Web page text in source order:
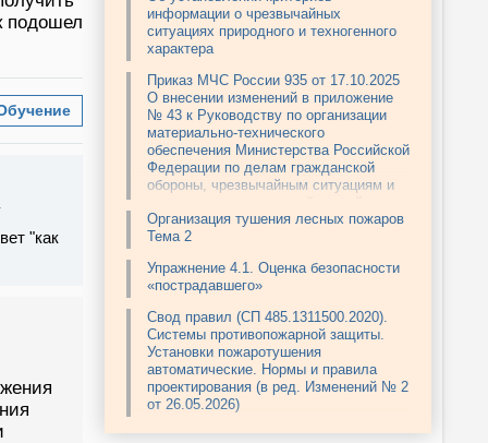
подошел
"как
информации о чрезвычайных
ситуациях природного и техногенного
характера
Приказ МЧС России 935 от 17.10.2025
О внесении изменений в приложение
№ 43 к Руководству по организации
материально-технического
обеспечения Министерства Российской
Федерации по делам гражданской
обороны, чрезвычайным ситуациям и
бедствий, утвержденному приказом
МЧС России от 1 октября 2020 г. № 737
Организация тушения лесных пожаров
Тема 2
Упражнение 4.1. Оценка безопасности
«пострадавшего»
Свод правил (СП 485.1311500.2020).
Системы противопожарной защиты.
Установки пожаротушения
автоматические. Нормы и правила
проектирования (в ред. Изменений № 2
от 26.05.2026)